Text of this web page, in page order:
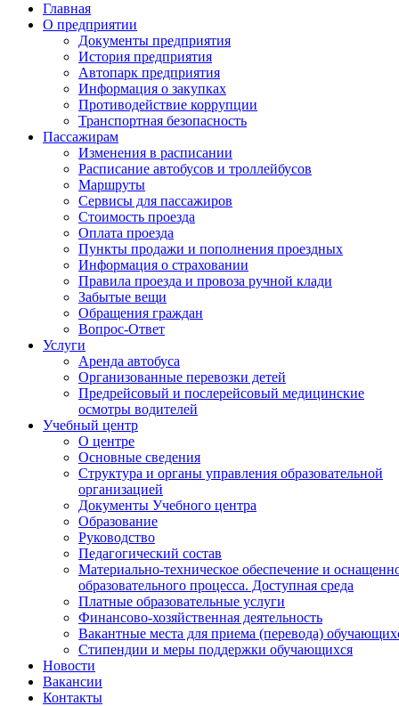
Главная
О предприятии
Документы предприятия
История предприятия
Автопарк предприятия
Информация о закупках
Противодействие коррупции
Транспортная безопасность
Пассажирам
Изменения в расписании
Расписание автобусов и троллейбусов
Маршруты
Сервисы для пассажиров
Стоимость проезда
Оплата проезда
Пункты продажи и пополнения проездных
Информация о страховании
Правила проезда и провоза ручной клади
Забытые вещи
Обращения граждан
Вопрос-Ответ
Услуги
Аренда автобуса
Организованные перевозки детей
Предрейсовый и послерейсовый медицинские
осмотры водителей
Учебный центр
О центре
Основные сведения
Структура и органы управления образовательной
организацией
Документы Учебного центра
Образование
Руководство
Педагогический состав
Материально-техническое обеспечение и
образовательного процесса. Доступная среда
Платные образовательные услуги
Финансово-хозяйственная деятельность
Вакантные места для приема (перевода)
Стипендии и меры поддержки обучающихся
Новости
Вакансии
Контакты